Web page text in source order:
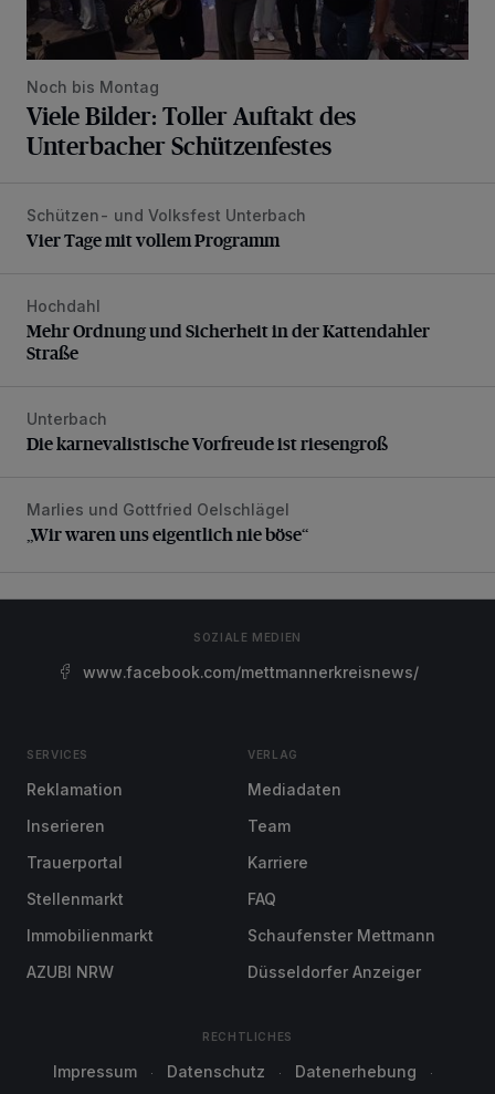
Noch bis Montag
Viele Bilder: Toller Auftakt des
Unterbacher Schützenfestes
Vier Tage mit vollem Programm
Schützen- und Volksfest Unterbach
Vier Tage mit vollem Programm
Mehr Ordnung und Sicherheit in der Kattendahler Straße
Hochdahl
Mehr Ordnung und Sicherheit in der Kattendahler
Straße
Die karnevalistische Vorfreude ist riesengroß
Unterbach
Die karnevalistische Vorfreude ist riesengroß
„Wir waren uns eigentlich nie böse“
Marlies und Gottfried Oelschlägel
„Wir waren uns eigentlich nie böse“
SOZIALE MEDIEN
www.facebook.com/mettmannerkreisnews/
SERVICES
Reklamation
Inserieren
Trauerportal
Stellenmarkt
Immobilienmarkt
AZUBI NRW
VERLAG
Mediadaten
Team
Karriere
FAQ
Schaufenster Mettmann
Düsseldorfer Anzeiger
RECHTLICHES
Impressum Datenschutz Datenerhebung